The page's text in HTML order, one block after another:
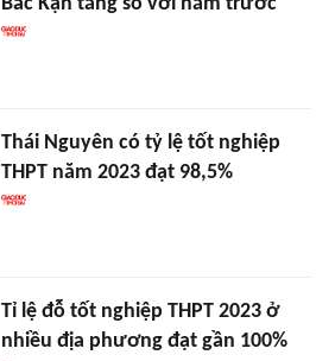
Bắc Kạn tăng so với năm trước
Thái Nguyên có tỷ lệ tốt nghiệp
THPT năm 2023 đạt 98,5%
Tỉ lệ đỗ tốt nghiệp THPT 2023 ở
nhiều địa phương đạt gần 100%